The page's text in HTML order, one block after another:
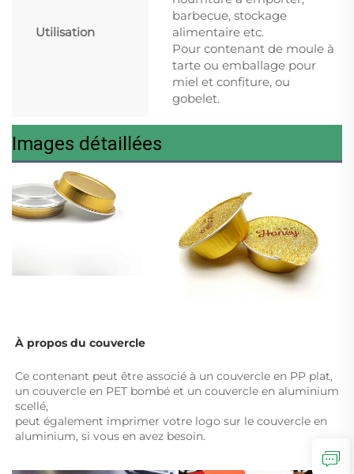
Utilisation
barbecue, stockage
alimentaire etc.
Pour contenant de moule à
tarte ou emballage pour
miel et confiture, ou
gobelet.
Images détaillées
À propos du couvercle
Ce contenant peut être associé à un couvercle en PP plat,
un couvercle en PET bombé et un couvercle en aluminium
scellé,
peut également imprimer votre logo sur le couvercle en
aluminium, si vous en avez besoin.